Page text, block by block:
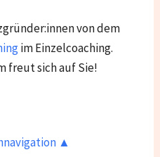
von dem
im Einzelcoaching.
freut sich auf Sie!
▲